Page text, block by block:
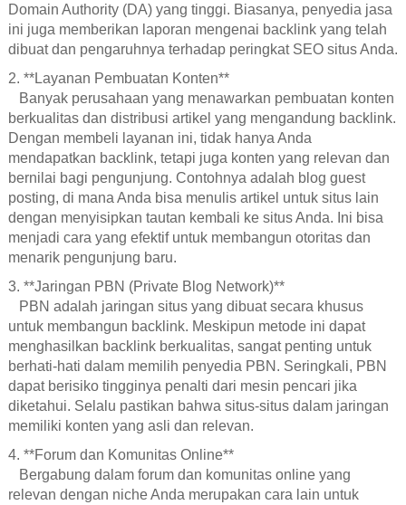
Domain Authority (DA) yang tinggi. Biasanya, penyedia jasa
ini juga memberikan laporan mengenai backlink yang telah
dibuat dan pengaruhnya terhadap peringkat SEO situs Anda.
2. **Layanan Pembuatan Konten**
Banyak perusahaan yang menawarkan pembuatan konten
berkualitas dan distribusi artikel yang mengandung backlink.
Dengan membeli layanan ini, tidak hanya Anda
mendapatkan backlink, tetapi juga konten yang relevan dan
bernilai bagi pengunjung. Contohnya adalah blog guest
posting, di mana Anda bisa menulis artikel untuk situs lain
dengan menyisipkan tautan kembali ke situs Anda. Ini bisa
menjadi cara yang efektif untuk membangun otoritas dan
menarik pengunjung baru.
3. **Jaringan PBN (Private Blog Network)**
PBN adalah jaringan situs yang dibuat secara khusus
untuk membangun backlink. Meskipun metode ini dapat
menghasilkan backlink berkualitas, sangat penting untuk
berhati-hati dalam memilih penyedia PBN. Seringkali, PBN
dapat berisiko tingginya penalti dari mesin pencari jika
diketahui. Selalu pastikan bahwa situs-situs dalam jaringan
memiliki konten yang asli dan relevan.
4. **Forum dan Komunitas Online**
Bergabung dalam forum dan komunitas online yang
relevan dengan niche Anda merupakan cara lain untuk